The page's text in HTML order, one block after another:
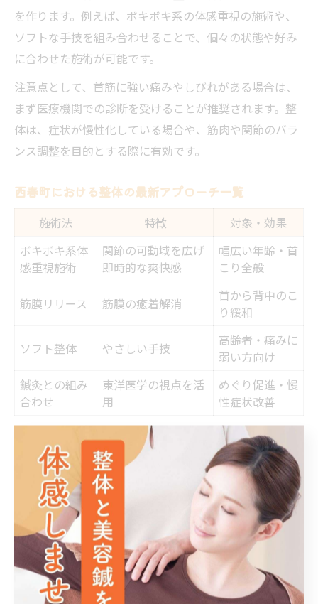
を作ります。例えば、ボキボキ系の体感重視の施術や、
ソフトな手技を組み合わせることで、個々の状態や好み
に合わせた施術が可能です。
注意点として、首筋に強い痛みやしびれがある場合は、
まず医療機関での診断を受けることが推奨されます。整
体は、症状が慢性化している場合や、筋肉や関節のバラ
ンス調整を目的とする際に有効です。
西春町における整体の最新アプローチ一覧
施術法 特徴
対象・効果
ボキボキ系体
感重視施術
関節の可動域を広げ
即時的な爽快感
幅広い年齢・首
こり全般
筋膜リリース 筋膜の癒着解消
首から背中のこ
り緩和
ソフト整体 やさしい手技
高齢者・痛みに
弱い方向け
鍼灸との組み
合わせ
東洋医学の視点を活
用
めぐり促進・慢
性症状改善
福岡県福岡市博多区西春町では、首こり専門の整体院が
多様な最新アプローチを導入しています。代表的な施術
法を知ることで、自分に合った方法を選びやすくなりま
西春町で行われている主な整体アプローチ
ボキボキ系の体感重視施術：関節の可動域を広げるこ
とで即時的な爽快感を得られる。
筋膜リリース：筋膜の癒着を解消し、首から背中にか